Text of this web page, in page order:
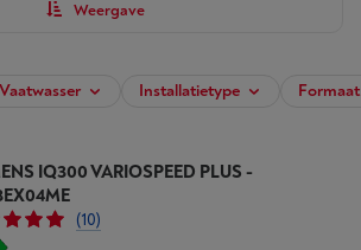
Weergave
Vaatwasser Installatietype
IQ300 VARIOSPEED PLUS -
(10)